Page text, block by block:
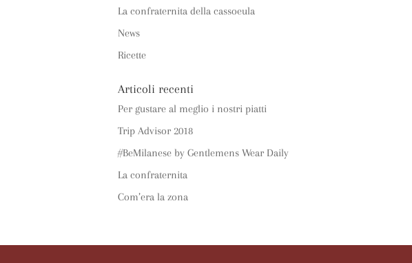
La confraternita della cassoeula
News
Ricette
Articoli recenti
Per gustare al meglio i nostri piatti
Trip Advisor 2018
#BeMilanese by Gentlemens Wear Daily
La confraternita
Com’era la zona